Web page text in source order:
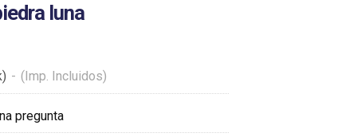
luna
- (Imp. Incluidos)
pregunta